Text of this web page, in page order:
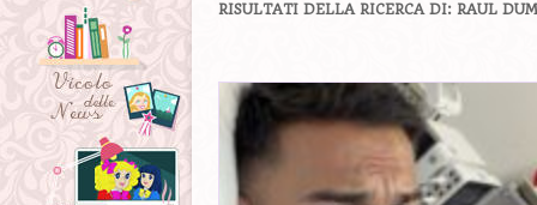
RISULTATI DELLA RICERCA DI: RAUL